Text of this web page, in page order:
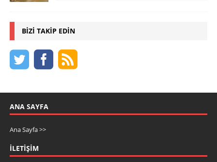
BIZI TAKIP EDIN
ANA SAYFA
Ana Sayfa >>
İLETIŞIM